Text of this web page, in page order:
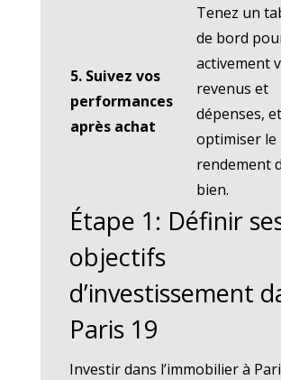
5. Suivez vos
performances
après achat
Tenez un
de bord
activement
revenus et
dépenses, et
optimiser le
rendement
bien.
Étape 1: Définir
objectifs
d’investissement
Paris 19
Investir dans l’immobilier à